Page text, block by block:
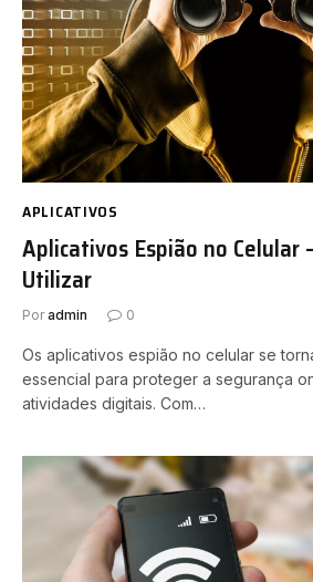
APLICATIVOS
Aplicativos Espião no Celular
Utilizar
Por admin 0
Os aplicativos espião no celular se
essencial para proteger a segurança
atividades digitais. Com…